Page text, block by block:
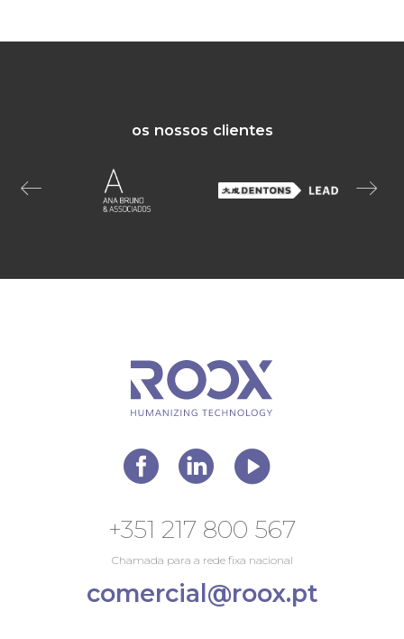
os nossos clientes
+351 217 800 567
Chamada para a rede fixa nacional
comercial@roox.pt